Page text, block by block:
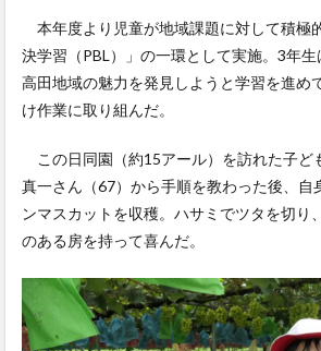
本年度より児童が地域課題に対して積極
決学習（PBL）」の一環として実施。3年
高田地域の魅力を発見しようと学習を進め
け作業に取り組んだ。
この日同園（約15アール）を訪れた子ど
真一さん（67）から手順を教わった後、自
ンマスカットを収穫。ハサミでツタを切り
のある房を持って喜んだ。